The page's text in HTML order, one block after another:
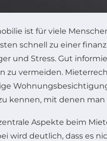
ist für viele
schnell zu einer
und Stress. Gut
zu vermeiden.
kennen, mit denen
Aspekte beim
wird deutlich, dass es